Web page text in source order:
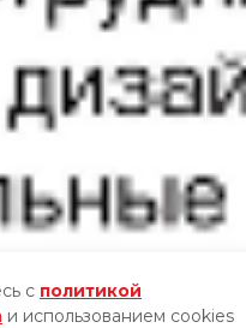
с политикой
и использованием cookies